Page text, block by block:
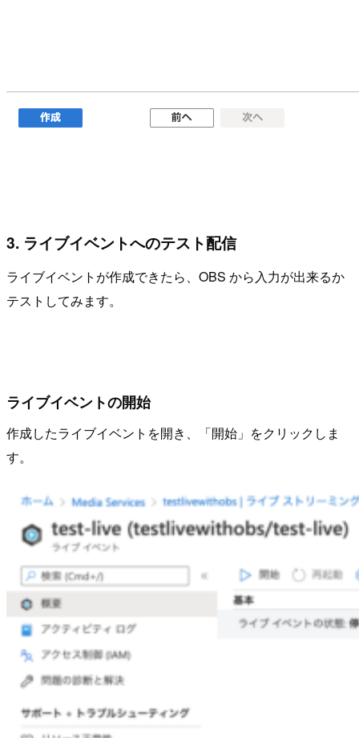
3. ライブイベントへのテスト配信
ライブイベントが作成できたら、OBS から入力が出来るか
テストしてみます。
ライブイベントの開始
作成したライブイベントを開き、「開始」をクリックしま
す。